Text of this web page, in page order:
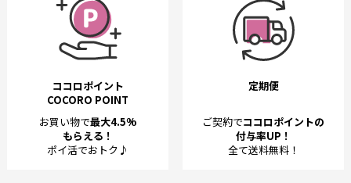
ココロポイント
COCORO POINT
お買い物で最大4.5%
もらえる！
ポイ活でおトク♪
定期便
ご契約でココロポイントの
付与率UP！
全て送料無料！